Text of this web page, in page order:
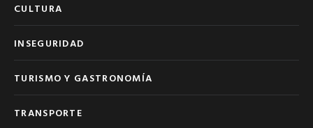
CULTURA
INSEGURIDAD
TURISMO Y GASTRONOMÍA
TRANSPORTE